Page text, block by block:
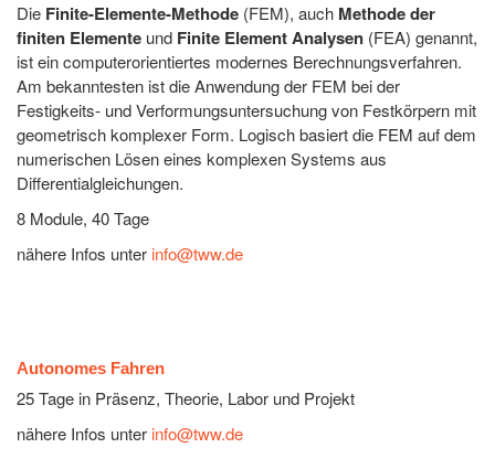
Die Finite-Elemente-Methode (FEM), auch Methode der
finiten Elemente und Finite Element Analysen (FEA) genannt,
ist ein computerorientiertes modernes Berechnungsverfahren.
Am bekanntesten ist die Anwendung der FEM bei der
Festigkeits- und Verformungsuntersuchung von Festkörpern mit
geometrisch komplexer Form. Logisch basiert die FEM auf dem
numerischen Lösen eines komplexen Systems aus
Differentialgleichungen.
8 Module, 40 Tage
nähere Infos unter info@tww.de
Autonomes Fahren
25 Tage in Präsenz, Theorie, Labor und Projekt
nähere Infos unter info@tww.de